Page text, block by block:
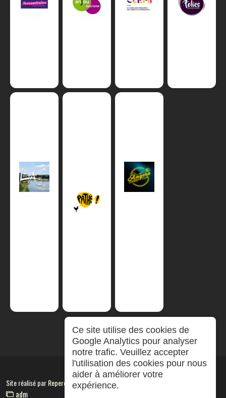
Site réalisé parRepereCom
adm
Ce site utilise des cookies de
Google Analytics pour analyser
notre trafic. Veuillez accepter
l'utilisation des cookies pour nous
aider à améliorer votre
expérience.